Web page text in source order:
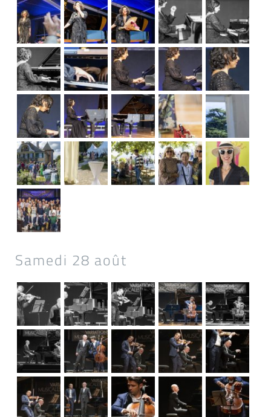
Samedi 28 août